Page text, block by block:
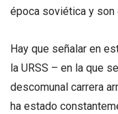
época soviética y
Hay que señalar en
la URSS – en la que
descomunal carrera
ha estado